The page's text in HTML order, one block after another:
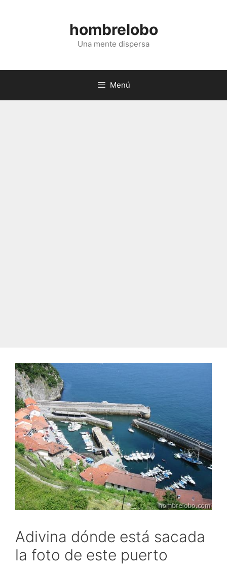
hombrelobo
Una mente dispersa
Menú
Adivina dónde está sacada
la foto de este puerto